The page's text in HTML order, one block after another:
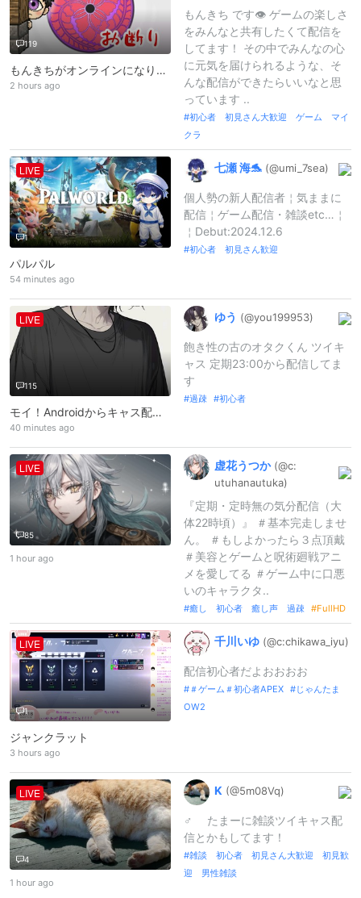
119
もんきちがオンラインになりました👁
2 hours ago
もんきち です👁 ゲームの楽しさ
をみんなと共有したくて配信を
してます！ その中でみんなの心
に元気を届けられるような、そ
んな配信ができたらいいなと思
っています ..
初心者 初見さん大歓迎 ゲーム マイ
クラ
LIVE
1
パルパル
54 minutes ago
七瀬海🐬 (@umi_ 7sea)
個人勢の新人配信者￤気ままに
配信￤ゲーム配信・雑談etc…￤
￤Debut:2024.12.6
初心者 初見さん歓迎
LIVE
115
モイ！Androidからキャス配信中 -
40 minutes ago
ゆう (@you199953)
飽き性の古のオタクくん ツイキ
ャス 定期23:00から配信してま
す
過疎 初心者
LIVE
85
1 hour ago
虚花うつか (@c:
utuhanautuka)
『定期・定時無の気分配信（大
体22時頃）』 ＃基本完走しませ
ん。 ＃もしよかったら３点頂戴
＃美容とゲームと呪術廻戦アニ
メを愛してる ＃ゲーム中に口悪
いのキャラクタ..
癒し 初心者 癒し声 過疎 FullHD
LIVE
1
ジャンクラット
3 hours ago
千川いゆ (@c:chikawa_ iyu)
配信初心者だよおおおお
＃ゲーム＃初心者APEX
じゃんたま
OW2
LIVE
4
1 hour ago
K (@5m08Vq)
♂ たまーに雑談ツイキャス配
信とかもしてます！
雑談 初心者 初見さん大歓迎 初見歓
迎 男性雑談